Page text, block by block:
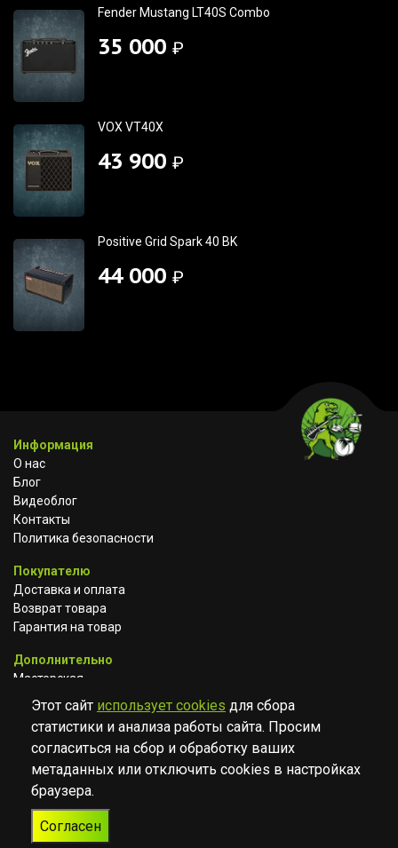
Fender Mustang LT40S Combo
35 000 ₽
VOX VT40X
43 900 ₽
Positive Grid Spark 40 BK
44 000 ₽
Информация
О нас
Блог
Видеоблог
Контакты
Политика безопасности
Покупателю
Доставка и оплата
Возврат товара
Гарантия на товар
Дополнительно
Мастерская
Сотрудничество
YOUTUBE
© Музыкальный магазин Muzik Room, 2023-2026
Этот сайт использует cookies для сбора
статистики и анализа работы сайта. Просим
согласиться на сбор и обработку ваших
метаданных или отключить cookies в настройках
браузера.
Согласен